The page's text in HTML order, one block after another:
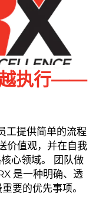
执行——
工提供简单的流程
价值观，并在自我
心领域。 团队做
是一种明确、透
要的优先事项。